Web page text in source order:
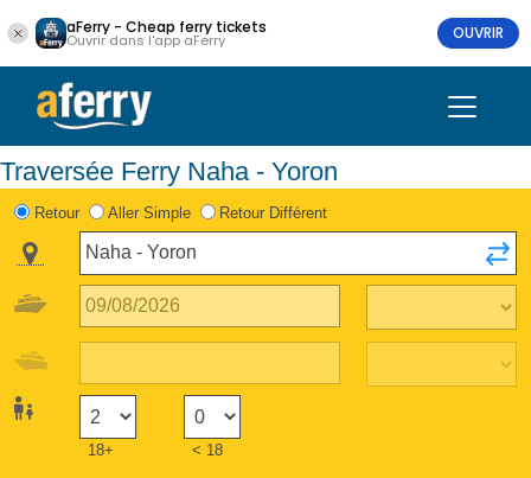
aFerry - Cheap ferry tickets
Ouvrir dans l'app aFerry OUVRIR
Traversée Ferry Naha - Yoron
Retour Aller Simple Retour Différent
18+ < 18